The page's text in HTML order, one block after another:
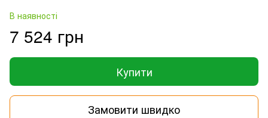
В наявності
7 524 грн
Купити
Замовити швидко